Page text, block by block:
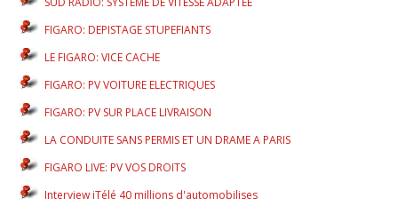
FIGARO: DEPISTAGE STUPEFIANTS
LE FIGARO: VICE CACHE
FIGARO: PV VOITURE ELECTRIQUES
FIGARO: PV SUR PLACE LIVRAISON
LA CONDUITE SANS PERMIS ET UN DRAME A PARIS
FIGARO LIVE: PV VOS DROITS
Interview iTélé 40 millions d'automobilises